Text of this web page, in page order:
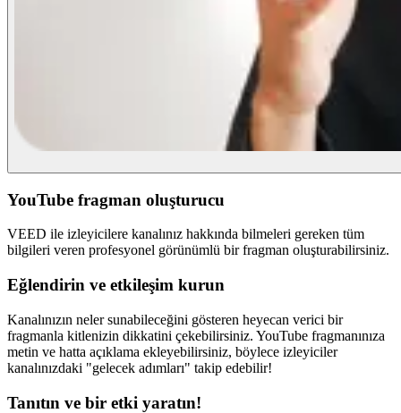
YouTube fragman oluşturucu
VEED ile izleyicilere kanalınız hakkında bilmeleri gereken tüm
bilgileri veren profesyonel görünümlü bir fragman oluşturabilirsiniz.
Eğlendirin ve etkileşim kurun
Kanalınızın neler sunabileceğini gösteren heyecan verici bir
fragmanla kitlenizin dikkatini çekebilirsiniz. YouTube fragmanınıza
metin ve hatta açıklama ekleyebilirsiniz, böylece izleyiciler
kanalınızdaki "gelecek adımları" takip edebilir!
Tanıtın ve bir etki yaratın!